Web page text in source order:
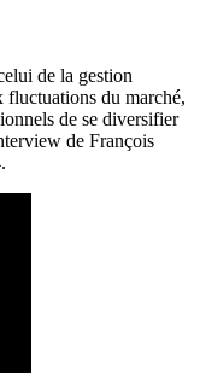
de la gestion
fluctuations du marché,
de se diversifier
de François